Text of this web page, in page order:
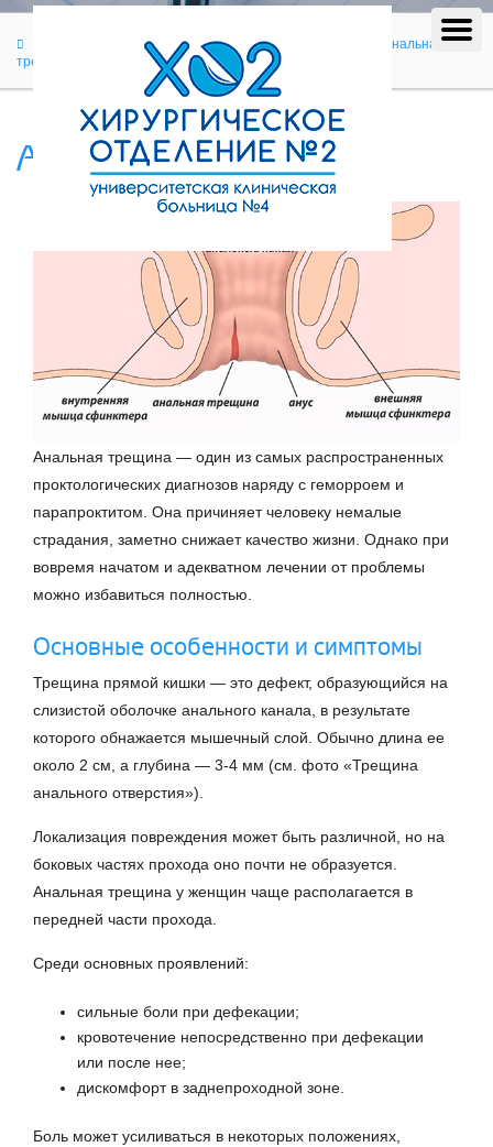
Проктологические заболевания
Анальная
трещина
Анальная трещина
Анальная трещина — один из самых распространенных
проктологических диагнозов наряду с геморроем и
парапроктитом. Она причиняет человеку немалые
страдания, заметно снижает качество жизни. Однако при
вовремя начатом и адекватном лечении от проблемы
можно избавиться полностью.
Основные особенности и симптомы
Трещина прямой кишки — это дефект, образующийся на
слизистой оболочке анального канала, в результате
которого обнажается мышечный слой. Обычно длина ее
около 2 см, а глубина — 3-4 мм (см. фото «Трещина
анального отверстия»).
Локализация повреждения может быть различной, но на
боковых частях прохода оно почти не образуется.
Анальная трещина у женщин чаще располагается в
передней части прохода.
Среди основных проявлений:
сильные боли при дефекации;
кровотечение непосредственно при дефекации
или после нее;
дискомфорт в заднепроходной зоне.
Боль может усиливаться в некоторых положениях,